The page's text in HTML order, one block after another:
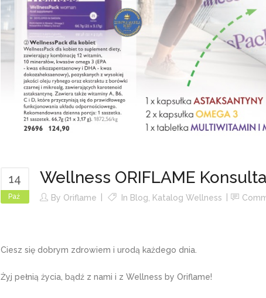
14
Paź
Wellness ORIFLAME
By Oriflame In Blog Katalog Wellness
Ciesz się dobrym zdrowiem i urodą każdego dnia.
Żyj pełnią życia, bądź z nami i z Wellness by Oriflame!